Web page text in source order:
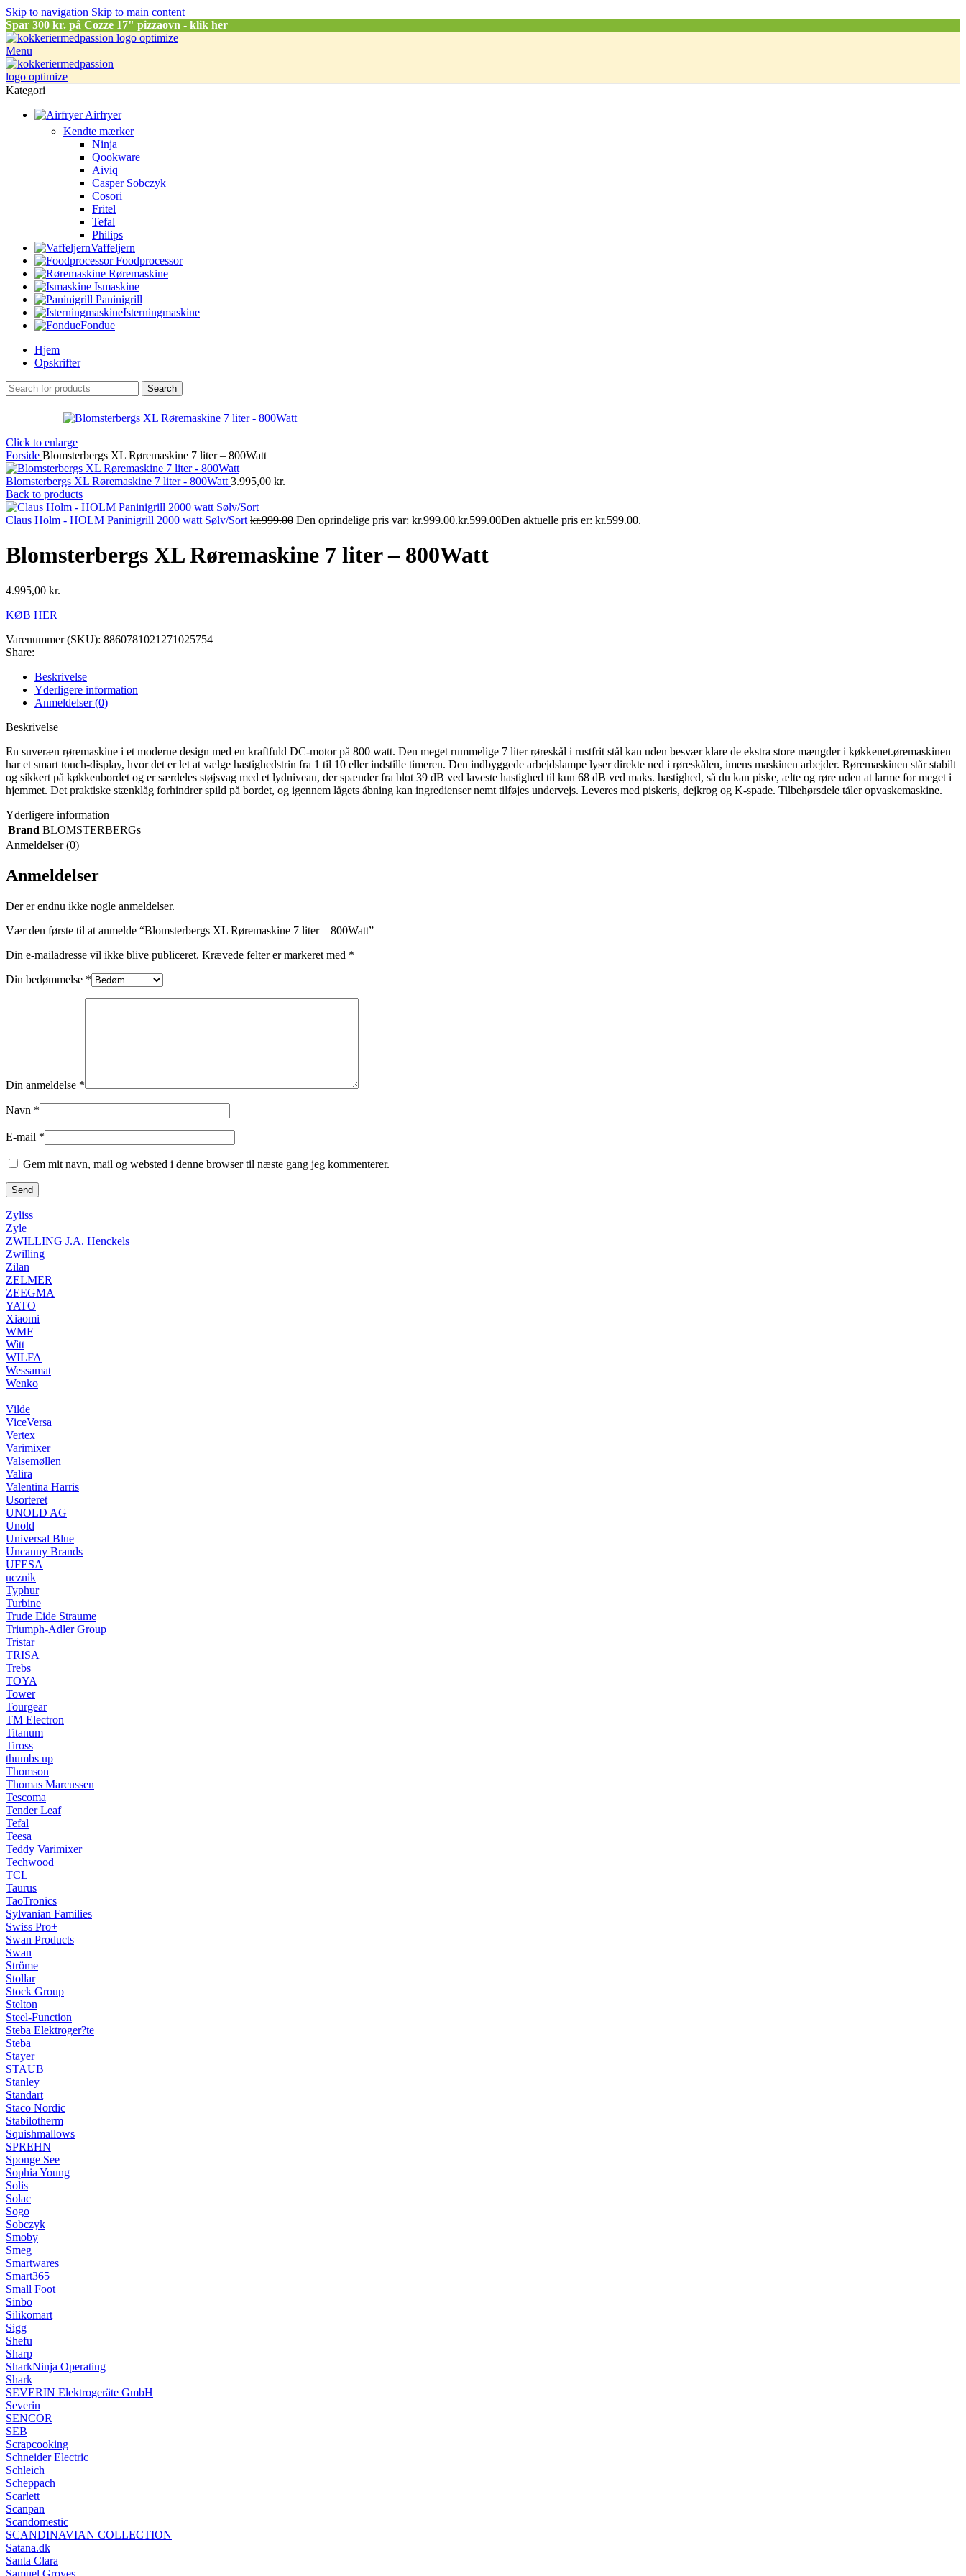
Skip to navigation Skip to main content
Spar 300 kr. på Cozze 17" pizzaovn - klik her
Menu
Kategori
Airfryer
Kendte mærker
Ninja
Qookware
Aiviq
Casper Sobczyk
Cosori
Fritel
Tefal
Philips
Vaffeljern
Foodprocessor
Røremaskine
Ismaskine
Paninigrill
Isterningmaskine
Fondue
Hjem
Opskrifter
Search
Click to enlarge
Forside Blomsterbergs XL Røremaskine 7 liter – 800Watt
Blomsterbergs XL Røremaskine 7 liter - 800Watt 3.995,00 kr.
Back to products
Claus Holm - HOLM Paninigrill 2000 watt Sølv/Sort kr.999.00 Den oprindelige pris var: kr.999.00.kr.599.00Den aktuelle pris er: kr.599.00.
Blomsterbergs XL Røremaskine 7 liter – 800Watt
4.995,00 kr.
KØB HER
Varenummer (SKU): 8860781021271025754
Share:
Beskrivelse
Yderligere information
Anmeldelser (0)
Beskrivelse
En suveræn røremaskine i et moderne design med en kraftfuld DC-motor på 800 watt. Den meget rummelige 7 liter røreskål i rustfrit stål kan uden besvær klare de ekstra store mængder i køkkenet.øremaskinen
har et smart touch-display, hvor det er let at vælge hastighedstrin fra 1 til 10 eller indstille timeren. Den indbyggede arbejdslampe lyser direkte ned i røreskålen, imens maskinen arbejder. Røremaskinen står stabilt
og sikkert på køkkenbordet og er særdeles støjsvag med et lydniveau, der spænder fra blot 39 dB ved laveste hastighed til kun 68 dB ved maks. hastighed, så du kan piske, ælte og røre uden at larme for meget i
hjemmet. Det praktiske stænklåg forhindrer spild på bordet, og igennem lågets åbning kan ingredienser nemt tilføjes undervejs. Leveres med piskeris, dejkrog og K-spade. Tilbehørsdele tåler opvaskemaskine.
Yderligere information
Brand BLOMSTERBERGs
Anmeldelser (0)
Anmeldelser
Der er endnu ikke nogle anmeldelser.
Vær den første til at anmelde “Blomsterbergs XL Røremaskine 7 liter – 800Watt”
Din e-mailadresse vil ikke blive publiceret. Krævede felter er markeret med *
Din bedømmelse *
Din anmeldelse *
Navn *
E-mail *
Gem mit navn, mail og websted i denne browser til næste gang jeg kommenterer.
Zyliss
Zyle
ZWILLING J.A. Henckels
Zwilling
Zilan
ZELMER
ZEEGMA
YATO
Xiaomi
WMF
Witt
WILFA
Wessamat
Wenko
Vilde
ViceVersa
Vertex
Varimixer
Valsemøllen
Valira
Valentina Harris
Usorteret
UNOLD AG
Unold
Universal Blue
Uncanny Brands
UFESA
ucznik
Typhur
Turbine
Trude Eide Straume
Triumph-Adler Group
Tristar
TRISA
Trebs
TOYA
Tower
Tourgear
TM Electron
Titanum
Tiross
thumbs up
Thomson
Thomas Marcussen
Tescoma
Tender Leaf
Tefal
Teesa
Teddy Varimixer
Techwood
TCL
Taurus
TaoTronics
Sylvanian Families
Swiss Pro+
Swan Products
Swan
Ströme
Stollar
Stock Group
Stelton
Steel-Function
Steba Elektroger?te
Steba
Stayer
STAUB
Stanley
Standart
Staco Nordic
Stabilotherm
Squishmallows
SPREHN
Sponge See
Sophia Young
Solis
Solac
Sogo
Sobczyk
Smoby
Smeg
Smartwares
Smart365
Small Foot
Sinbo
Silikomart
Sigg
Shefu
Sharp
SharkNinja Operating
Shark
SEVERIN Elektrogeräte GmbH
Severin
SENCOR
SEB
Scrapcooking
Schneider Electric
Schleich
Scheppach
Scarlett
Scanpan
Scandomestic
SCANDINAVIAN COLLECTION
Satana.dk
Santa Clara
Samuel Groves